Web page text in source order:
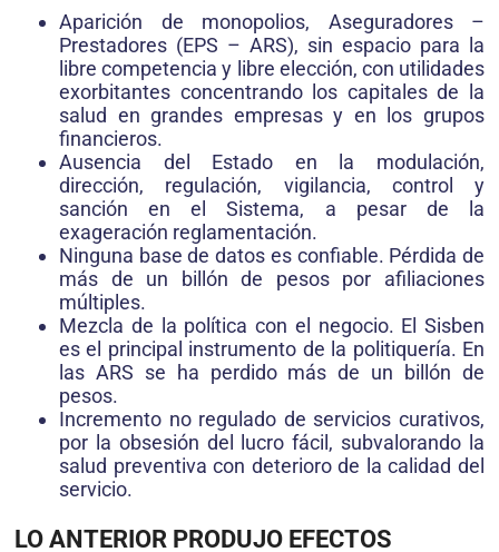
Aparición de monopolios, Aseguradores –
Prestadores (EPS – ARS), sin espacio para la
libre competencia y libre elección, con utilidades
exorbitantes concentrando los capitales de la
salud en grandes empresas y en los grupos
financieros.
Ausencia del Estado en la modulación,
dirección, regulación, vigilancia, control y
sanción en el Sistema, a pesar de la
exageración reglamentación.
Ninguna base de datos es confiable. Pérdida de
más de un billón de pesos por afiliaciones
múltiples.
Mezcla de la política con el negocio. El Sisben
es el principal instrumento de la politiquería. En
las ARS se ha perdido más de un billón de
pesos.
Incremento no regulado de servicios curativos,
por la obsesión del lucro fácil, subvalorando la
salud preventiva con deterioro de la calidad del
servicio.
LO ANTERIOR PRODUJO EFECTOS